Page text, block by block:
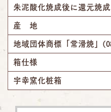
朱泥酸化焼成後に還元焼成
産 地
地域団体商標「常滑焼」
箱仕様
宇幸窯化粧箱